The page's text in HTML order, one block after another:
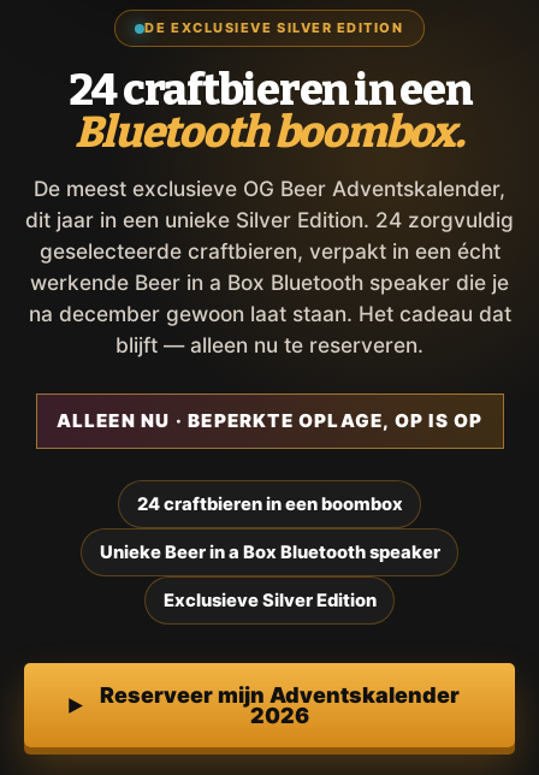
DE EXCLUSIEVE SILVER EDITION
24 craftbieren in een
Bluetooth boombox.
De meest exclusieve OG Beer Adventskalender,
dit jaar in een unieke Silver Edition. 24 zorgvuldig
geselecteerde craftbieren, verpakt in een écht
werkende Beer in a Box Bluetooth speaker die je
na december gewoon laat staan. Het cadeau dat
blijft — alleen nu te reserveren.
ALLEEN NU · BEPERKTE OPLAGE, OP IS OP
24 craftbieren in een boombox
Unieke Beer in a Box Bluetooth speaker
Exclusieve Silver Edition
Reserveer mijn Adventskalender
2026